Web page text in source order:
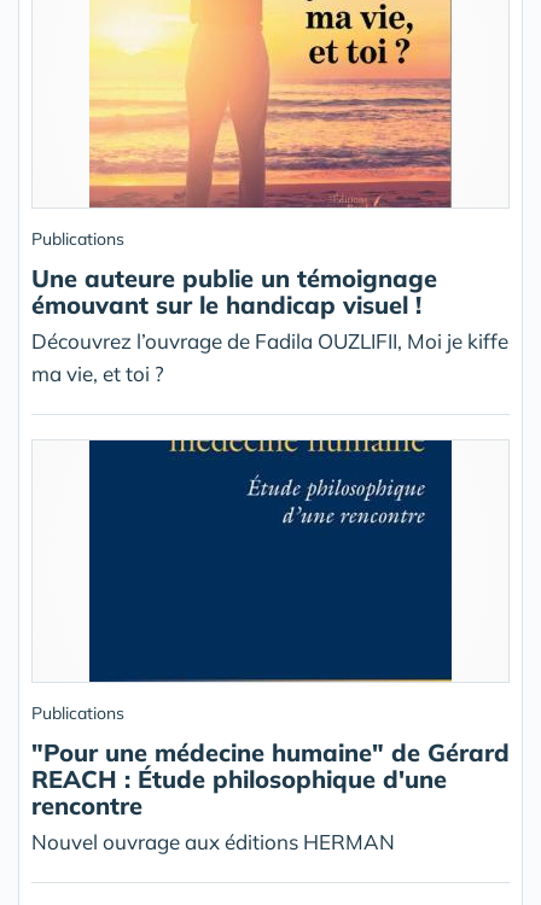
Publications
Une auteure publie un témoignage
émouvant sur le handicap visuel !
Découvrez l’ouvrage de Fadila OUZLIFII, Moi je kiffe
ma vie, et toi ?
Publications
"Pour une médecine humaine" de Gérard
REACH : Étude philosophique d'une
rencontre
Nouvel ouvrage aux éditions HERMAN